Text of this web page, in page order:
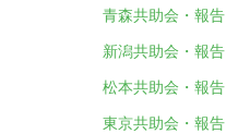
青森共助会・報告
新潟共助会・報告
松本共助会・報告
東京共助会・報告